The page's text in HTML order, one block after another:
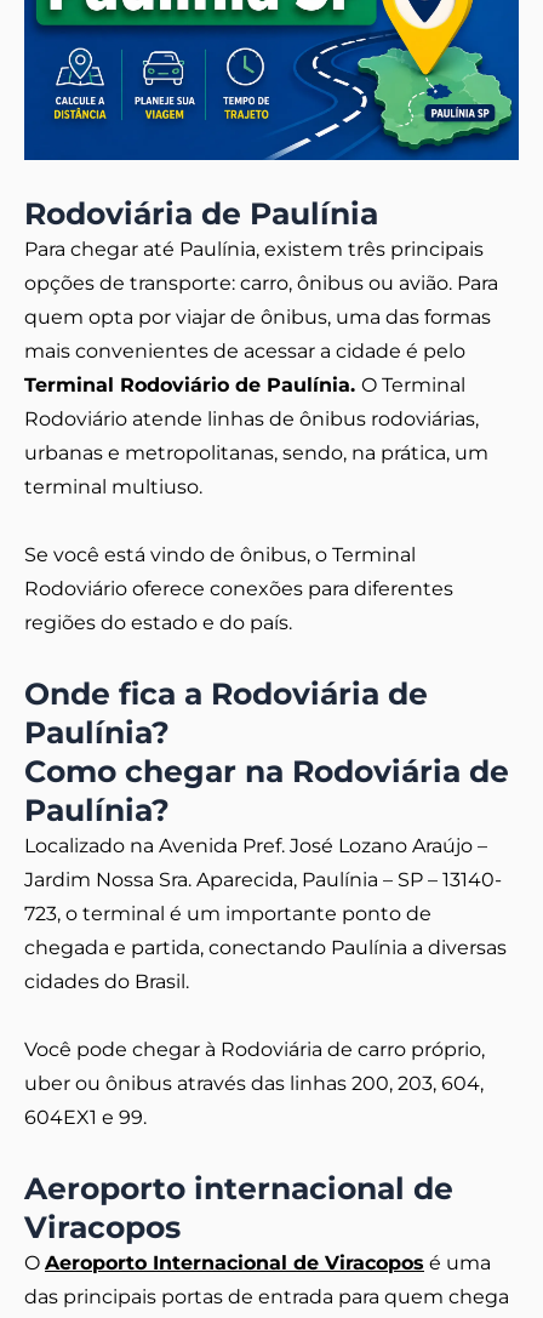
Rodoviária de Paulínia
Para chegar até Paulínia, existem três principais
opções de transporte: carro, ônibus ou avião. Para
quem opta por viajar de ônibus, uma das formas
mais convenientes de acessar a cidade é pelo
Terminal Rodoviário de Paulínia. O Terminal
Rodoviário atende linhas de ônibus rodoviárias,
urbanas e metropolitanas, sendo, na prática, um
terminal multiuso.
Se você está vindo de ônibus, o Terminal
Rodoviário oferece conexões para diferentes
regiões do estado e do país.
Onde fica a Rodoviária de
Paulínia?
Como chegar na Rodoviária de
Paulínia?
Localizado na Avenida Pref. José Lozano Araújo –
Jardim Nossa Sra. Aparecida, Paulínia – SP – 13140-
723, o terminal é um importante ponto de
chegada e partida, conectando Paulínia a diversas
cidades do Brasil.
Você pode chegar à Rodoviária de carro próprio,
uber ou ônibus através das linhas 200, 203, 604,
604EX1 e 99.
Aeroporto internacional de
Viracopos
O Aeroporto Internacional de Viracopos é uma
das principais portas de entrada para quem chega